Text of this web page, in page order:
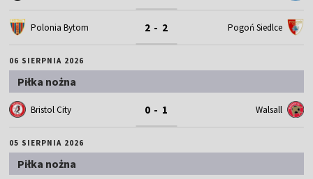
Polonia Bytom 2 - 2 Pogoń Siedlce
06 SIERPNIA 2026
Piłka nożna
Bristol City 0 - 1 Walsall
05 SIERPNIA 2026
Piłka nożna